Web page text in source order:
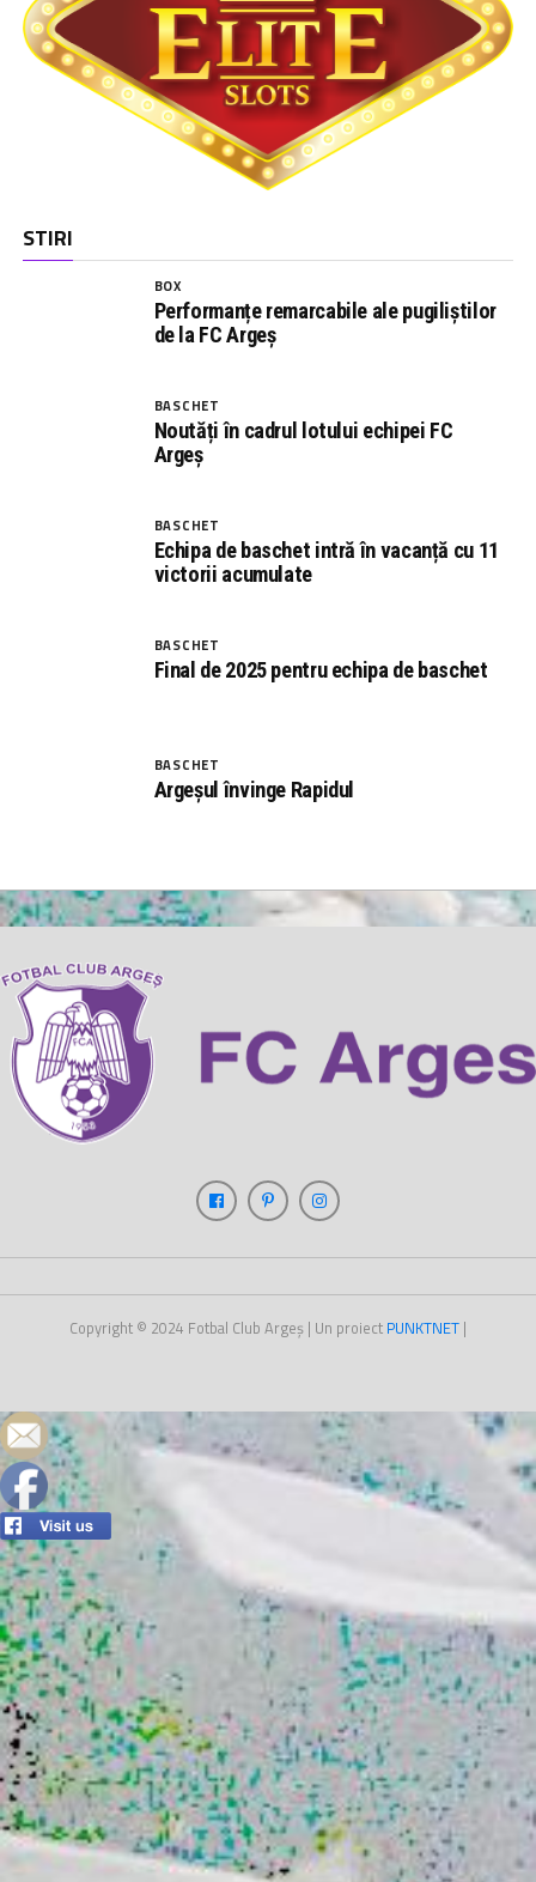
STIRI
BOX
Performanțe remarcabile ale pugiliștilor
de la FC Argeș
BASCHET
Noutăți în cadrul lotului echipei FC
Argeș
BASCHET
Echipa de baschet intră în vacanță cu 11
victorii acumulate
BASCHET
Final de 2025 pentru echipa de baschet
BASCHET
Argeșul învinge Rapidul
Copyright © 2024 Fotbal Club Argeș | Un proiect PUNKTNET |